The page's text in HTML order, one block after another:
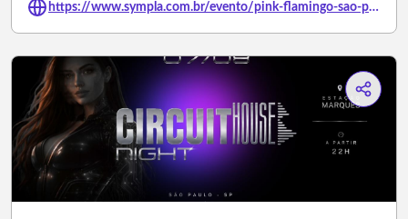
https://www.sympla.com.br/evento/pink-flamingo-sao-paulo-treta-festa-totalmente-equilibrada-sexta-07-de-agosto-22h/3450135